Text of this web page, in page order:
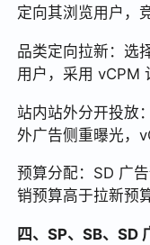
定向其浏览用户，
品类定向拉新：选
用户，采用 vCPM
站内站外分开投放
外广告侧重曝光，
预算分配：SD 广
销预算高于拉新预
四、SP、SB、SD